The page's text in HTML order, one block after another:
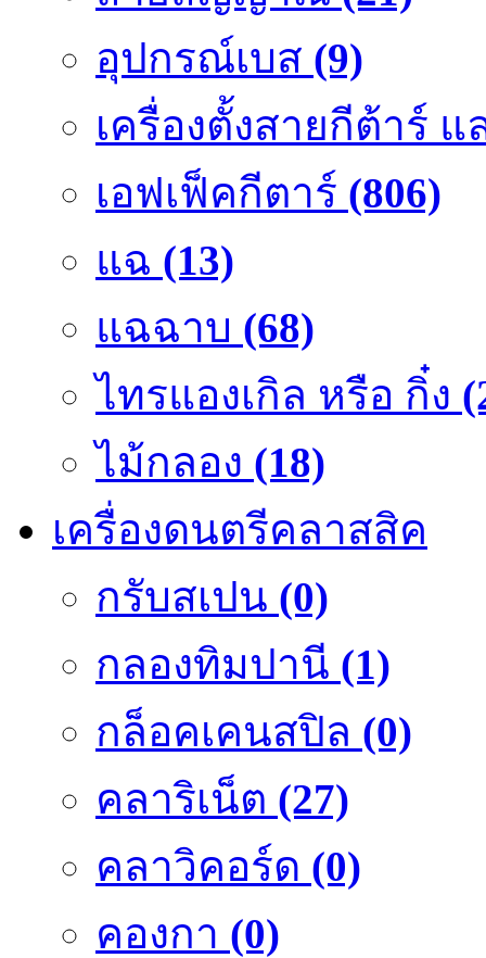
อุปกรณ์เบส (9)
เครื่องตั้งสายกีต้าร์ แ
เอฟเฟ็คกีตาร์ (806)
แฉ (13)
แฉฉาบ (68)
ไทรแองเกิล หรือ กิ๋ง
ไม้กลอง (18)
เครื่องดนตรีคลาสสิค
กรับสเปน (0)
กลองทิมปานี (1)
กล็อคเคนสปิล (0)
คลาริเน็ต (27)
คลาวิคอร์ด (0)
คองกา (0)